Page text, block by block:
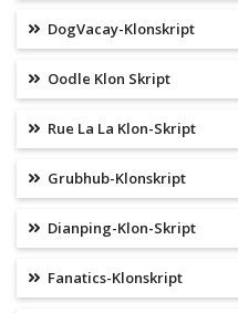
DogVacay-Klonskript
Oodle Klon Skript
Rue La La Klon-Skript
Grubhub-Klonskript
Dianping-Klon-Skript
Fanatics-Klonskript